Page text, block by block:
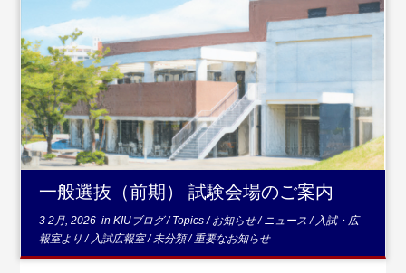
...続きを読む
一般選抜（前期） 試験会場のご案内
3 2月, 2026 inKIUブログ/Topics/お知らせ/ニュース/ 入試・広
報室より/ 入試広報室/未分類/重要なお知らせ